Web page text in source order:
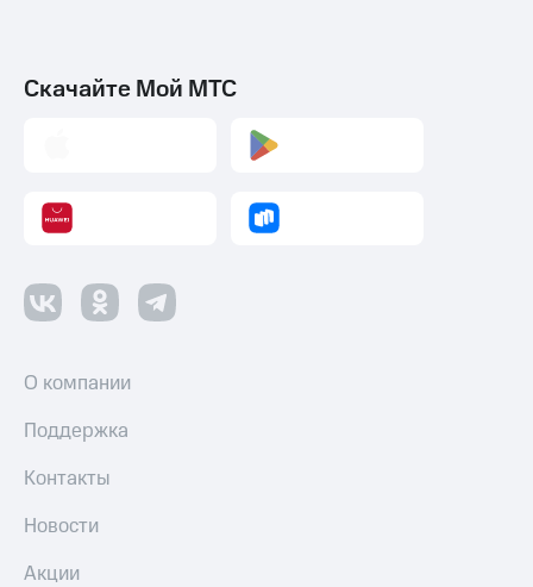
Скачайте Мой МТС
О компании
Поддержка
Контакты
Новости
Акции